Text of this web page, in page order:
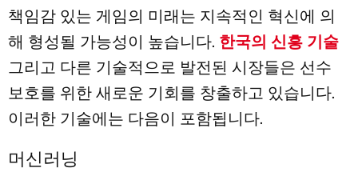
책임감 있는 게임의 미래는 지속적인 혁신에 의
해 형성될 가능성이 높습니다. 한국의 신흥 기술
그리고 다른 기술적으로 발전된 시장들은 선수
보호를 위한 새로운 기회를 창출하고 있습니다.
이러한 기술에는 다음이 포함됩니다.
머신러닝